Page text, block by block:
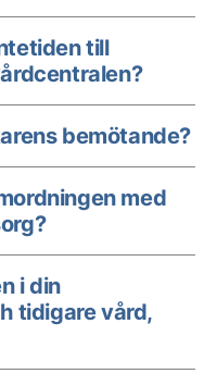
till
bemötande?
med
i din
tidigare vård,